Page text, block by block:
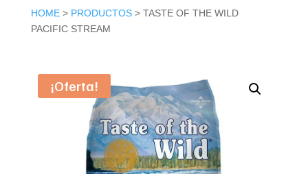
HOME> PRODUCTOS> TASTE OF THE WILD
PACIFIC STREAM
¡Oferta!